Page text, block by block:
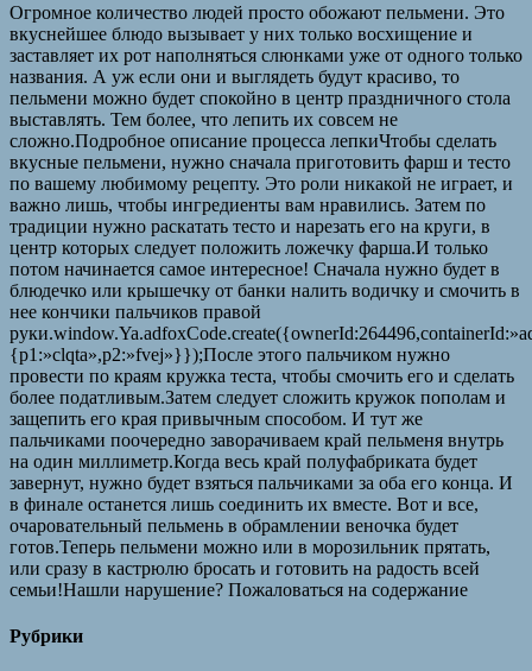
Огромное количество людей просто обожают пельмени. Это
вкуснейшее блюдо вызывает у них только восхищение и
заставляет их рот наполняться слюнками уже от одного только
названия. А уж если они и выглядеть будут красиво, то
пельмени можно будет спокойно в центр праздничного стола
выставлять. Тем более, что лепить их совсем не
сложно.Подробное описание процесса лепкиЧтобы сделать
вкусные пельмени, нужно сначала приготовить фарш и тесто
по вашему любимому рецепту. Это роли никакой не играет, и
важно лишь, чтобы ингредиенты вам нравились. Затем по
традиции нужно раскатать тесто и нарезать его на круги, в
центр которых следует положить ложечку фарша.И только
потом начинается самое интересное! Сначала нужно будет в
блюдечко или крышечку от банки налить водичку и смочить в
нее кончики пальчиков правой
{p1:»clqta»,p2:»fvej»}});После этого пальчиком нужно
провести по краям кружка теста, чтобы смочить его и сделать
более податливым.Затем следует сложить кружок пополам и
защепить его края привычным способом. И тут же
пальчиками поочередно заворачиваем край пельменя внутрь
на один миллиметр.Когда весь край полуфабриката будет
завернут, нужно будет взяться пальчиками за оба его конца. И
в финале останется лишь соединить их вместе. Вот и все,
очаровательный пельмень в обрамлении веночка будет
готов.Теперь пельмени можно или в морозильник прятать,
или сразу в кастрюлю бросать и готовить на радость всей
семьи!Нашли нарушение? Пожаловаться на содержание
Рубрики